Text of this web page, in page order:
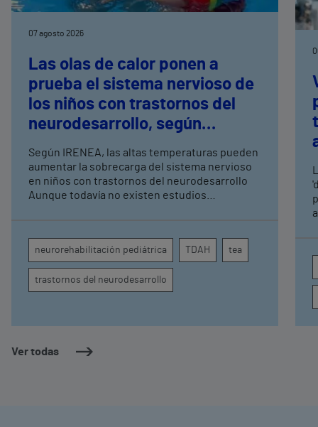
Ver todas
07 agosto 2026
Las olas de calor ponen a
prueba el sistema nervioso de
los niños con trastornos del
neurodesarrollo, según
expertos en
neurorrehabilitación
pediátrica de Vithas
Según IRENEA, las altas temperaturas pueden
aumentar la sobrecarga del sistema nervioso
en niños con trastornos del neurodesarrollo
Aunque todavía no existen estudios
atención, la regulación emocional y la
conducta
neurorehabilitación pediátrica TDAH tea
trastornos del neurodesarrollo